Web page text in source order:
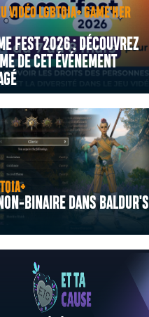
VIDÉO LGBTQIA+ GAME'HER
FEST 2026 : DÉCOUVREZ
DE CET ÉVÉNEMENT
BINAIRE DANS BALDUR'S